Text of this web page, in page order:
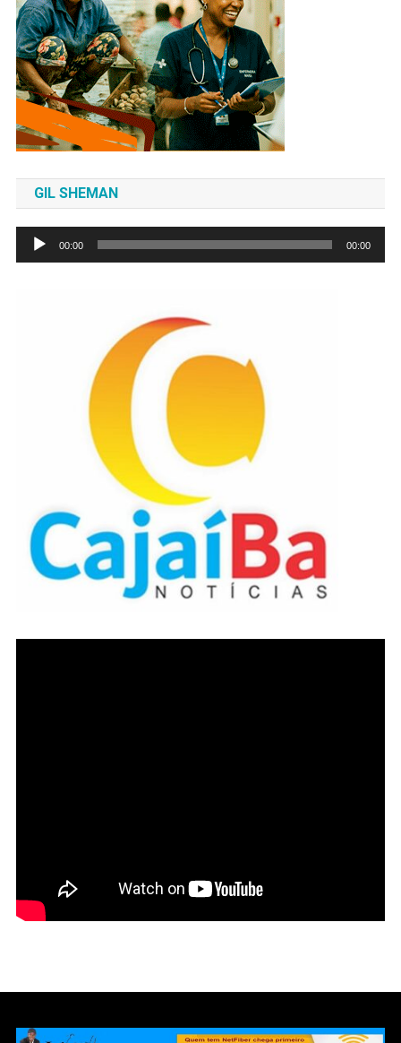
GIL SHEMAN
Tocador
00:00 00:00